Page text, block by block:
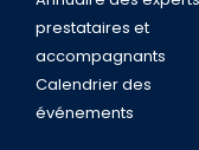
prestataires et
accompagnants
Calendrier des
événements